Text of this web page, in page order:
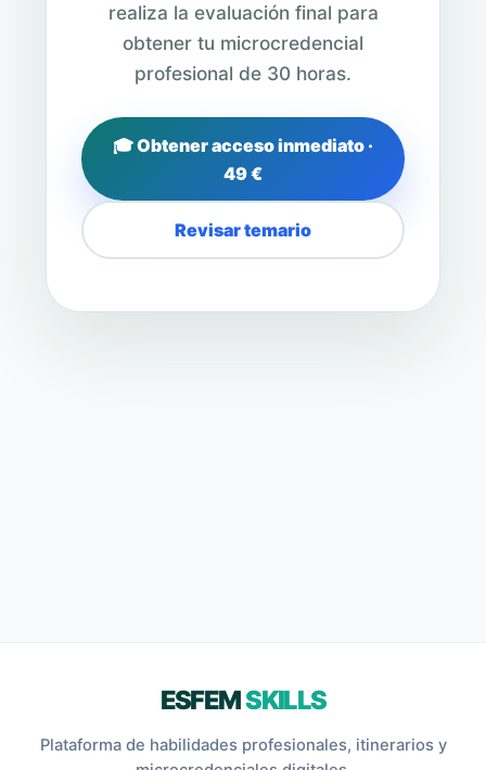
realiza la evaluación final para
obtener tu microcredencial
profesional de 30 horas.
🎓 Obtener acceso inmediato ·
49 €
Revisar temario
ESFEMSKILLS
Plataforma de habilidades profesionales, itinerarios y